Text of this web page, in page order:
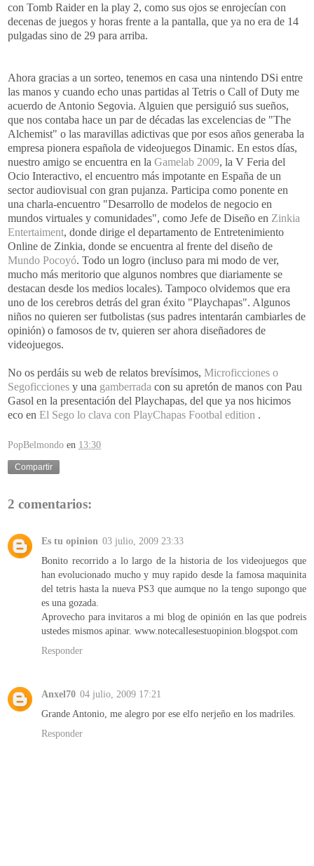
con Tomb Raideren la play 2, como sus ojos se enrojecían con
decenas de juegos y horas frente a la pantalla, que ya no era de 14
pulgadas sino de 29 para arriba.
Ahora gracias a un sorteo, tenemos en casa una nintendo DSi entre
las manos y cuando echo unas partidas al Tetris o Call of Duty me
acuerdo de Antonio Segovia. Alguien que persiguió sus sueños,
que nos contaba hace un par de décadas las excelencias de "The
Alchemist" o las maravillas adictivas que por esos años generaba la
empresa pionera española de videojuegos Dinamic. En estos días,
nuestro amigo se encuentra en la Gamelab 2009, la V Feria del
Ocio Interactivo, el encuentro más impotante en España de un
sector audiovisual con gran pujanza. Participa como ponente en
una charla-encuentro "Desarrollo de modelos de negocio en
mundos virtuales y comunidades", como Jefe de Diseño en Zinkia
Entertaiment, donde dirige el departamento de Entretenimiento
Online de Zinkia, donde se encuentra al frente del diseño de
Mundo Pocoyó. Todo un logro (incluso para mi modo de ver,
mucho más meritorio que algunos nombres que diariamente se
destacan desde los medios locales). Tampoco olvidemos que era
uno de los cerebros detrás del gran éxito "Playchapas". Algunos
niños no quieren ser futbolistas (sus padres intentarán cambiarles de
opinión) o famosos de tv, quieren ser ahora diseñadores de
videojuegos.
No os perdáis su web de relatos brevísimos, Microficciones o
Segoficciones y una gamberrada con su apretón de manos con Pau
Gasol en la presentación del Playchapas, del que ya nos hicimos
eco en El Sego lo clava con PlayChapas Footbal edition .
PopBelmondo en 13:30
Compartir
2 comentarios:
Es tu opinion 03 julio, 2009 23:33
Bonito recorrido a lo largo de la historia de los videojuegos que
han evolucionado mucho y muy rapido desde la famosa maquinita
del tetris hasta la nueva PS3 que aumque no la tengo supongo que
es una gozada.
Aprovecho para invitaros a mi blog de opinión en las que podreis
ustedes mismos apinar. www.notecallesestuopinion.blogspot.com
Responder
Anxel70 04 julio, 2009 17:21
Grande Antonio, me alegro por ese elfo nerjeño en los madriles.
Responder